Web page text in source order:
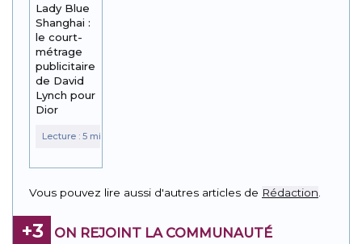
Lady Blue
Shanghai :
le court-
métrage
publicitaire
de David
Lynch pour
Dior
Vous pouvez lire aussi d'autres articles de Rédaction.
+3 ON REJOINT LA COMMUNAUTÉ